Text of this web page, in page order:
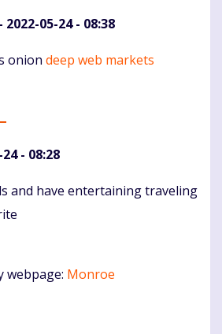
- 2022-05-24 - 08:38
onion deep web markets
- 08:28
and have entertaining traveling
webpage: Monroe